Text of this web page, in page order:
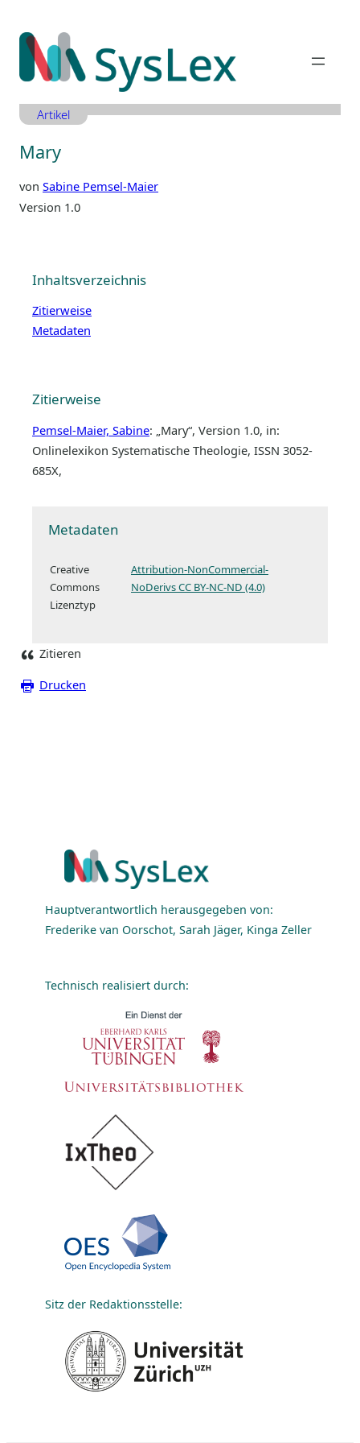
Inhalt
springen
Artikel
Mary
von Sabine Pemsel-Maier
Version 1.0
Inhaltsverzeichnis
Zitierweise
Metadaten
Zitierweise
Pemsel-Maier, Sabine: „Mary“, Version 1.0, in:
Onlinelexikon Systematische Theologie, ISSN 3052-
685X,
Metadaten
Creative
Commons
Lizenztyp
Attribution-NonCommercial-
NoDerivs CC BY-NC-ND (4.0)
Zitieren
Drucken
Hauptverantwortlich herausgegeben von:
Frederike van Oorschot, Sarah Jäger, Kinga Zeller
Technisch realisiert durch:
Sitz der Redaktionsstelle: